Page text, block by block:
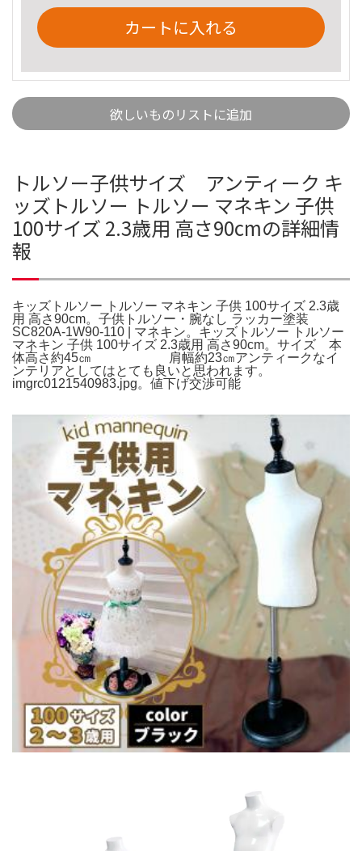
カートに入れる
欲しいものリストに追加
トルソー子供サイズ アンティーク キ
ッズトルソー トルソー マネキン 子供
100サイズ 2.3歳用 高さ90cmの詳細情
報
キッズトルソー トルソー マネキン 子供 100サイズ 2.3歳
用 高さ90cm。子供トルソー・腕なし ラッカー塗装
SC820A-1W90-110 | マネキン。キッズトルソー トルソー
マネキン 子供 100サイズ 2.3歳用 高さ90cm。サイズ 本
体高さ約45㎝ 肩幅約23㎝アンティークなイ
ンテリアとしてはとても良いと思われます。
imgrc0121540983.jpg。値下げ交渉可能